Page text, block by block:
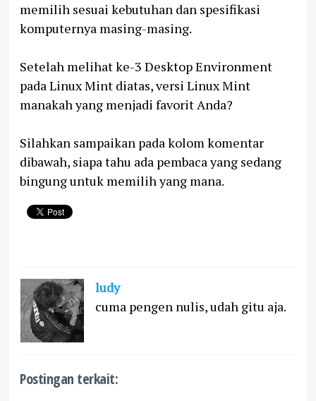
memilih sesuai kebutuhan dan spesifikasi
komputernya masing-masing.
Setelah melihat ke-3 Desktop Environment
pada Linux Mint diatas, versi Linux Mint
manakah yang menjadi favorit Anda?
Silahkan sampaikan pada kolom komentar
dibawah, siapa tahu ada pembaca yang sedang
bingung untuk memilih yang mana.
ludy
cuma pengen nulis, udah gitu aja.
Postingan terkait: